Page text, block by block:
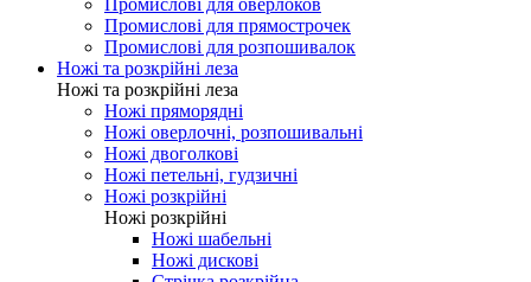
Промислові для оверлоков
Промислові для прямострочек
Промислові для розпошивалок
Ножі та розкрійні леза
Ножі та розкрійні леза
Ножі пряморядні
Ножі оверлочні, розпошивальні
Ножі двоголкові
Ножі петельні, гудзичні
Ножі розкрійні
Ножі розкрійні
Ножі шабельні
Ножі дискові